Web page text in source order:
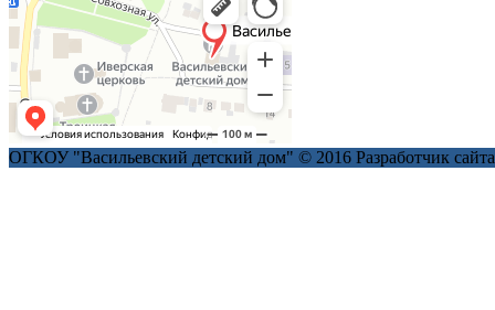
ОГКОУ "Васильевский детский дом" © 2016 Разработчик